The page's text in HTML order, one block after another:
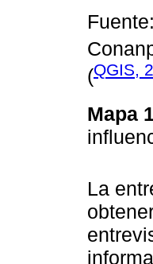
(QGIS,
Mapa
La